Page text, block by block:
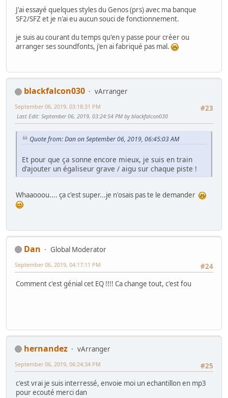
J'ai essayé quelques styles du Genos (prs) avec ma banque
SF2/SFZ et je n'ai eu aucun souci de fonctionnement.
je suis au courant du temps qu'en y passe pour créer ou
arranger ses soundfonts, j'en ai fabriqué pas mal.
blackfalcon030
vArranger
#23
September 06, 2019, 03:18:31 PM
Last Edit: September 06, 2019, 03:24:54 PM by blackfalcon030
Quote from: Dan on September 06, 2019, 06:45:03 AM
Et pour que ça sonne encore mieux, je suis en train
d'ajouter un égaliseur grave / aigu sur chaque piste !
Whaaooou.... ça c'est super...je n'osais pas te le demander
Dan
Global Moderator
#24
September 06, 2019, 04:17:11 PM
Comment c'est génial cet EQ !!!! Ca change tout, c'est fou
hernandez
vArranger
#25
September 06, 2019, 06:24:34 PM
c'est vrai je suis interressé, envoie moi un echantillon en mp3
pour ecouté merci dan